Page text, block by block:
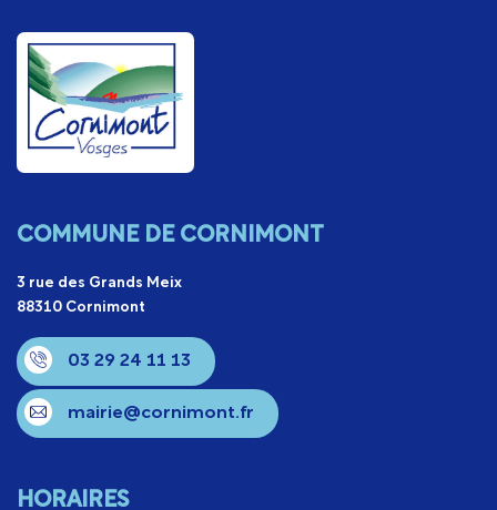
COMMUNE DE CORNIMONT
3 rue des Grands Meix
88310 Cornimont
03 29 24 11 13
mairie@cornimont.fr
HORAIRES